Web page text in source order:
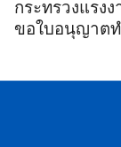
กระทรวงแรง
ขอใบอนุญาตท